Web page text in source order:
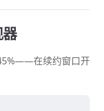
在续约窗口开